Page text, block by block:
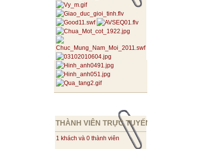
THÀNH VIÊN TRỰC TUYẾN
1 khách và 0 thành viên